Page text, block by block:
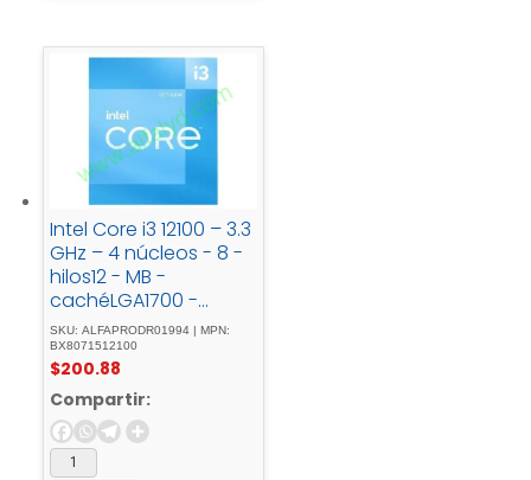
Intel Core i3 12100 – 3.3
GHz – 4 núcleos - 8 -
hilos12 - MB -
cachéLGA1700 -
SocketCaja
SKU: ALFAPRODR01994 | MPN:
BX8071512100
$200.88
Compartir: